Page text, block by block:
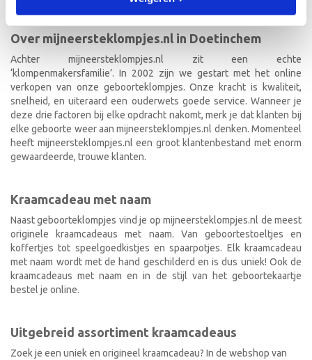
Over mijneersteklompjes.nl in Doetinchem
Achter mijneersteklompjes.nl zit een echte
‘klompenmakersfamilie’. In 2002 zijn we gestart met het online
verkopen van onze geboorteklompjes. Onze kracht is kwaliteit,
snelheid, en uiteraard een ouderwets goede service. Wanneer je
deze drie factoren bij elke opdracht nakomt, merk je dat klanten bij
elke geboorte weer aan mijneersteklompjes.nl denken. Momenteel
heeft mijneersteklompjes.nl een groot klantenbestand met enorm
gewaardeerde, trouwe klanten.
Kraamcadeau met naam
Naast geboorteklompjes vind je op mijneersteklompjes.nl de meest
originele kraamcadeaus met naam. Van geboortestoeltjes en
koffertjes tot speelgoedkistjes en spaarpotjes. Elk kraamcadeau
met naam wordt met de hand geschilderd en is dus uniek! Ook de
kraamcadeaus met naam en in de stijl van het geboortekaartje
bestel je online.
Uitgebreid assortiment kraamcadeaus
Zoek je een uniek en origineel kraamcadeau? In de webshop van